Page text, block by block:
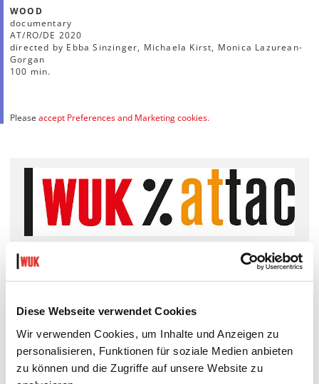
Diese Webseite verwendet Cookies
Wir verwenden Cookies, um Inhalte und Anzeigen zu
personalisieren, Funktionen für soziale Medien anbieten
zu können und die Zugriffe auf unsere Website zu
WOOD
documentary
AT/RO/DE 2020
directed by Ebba Sinzinger, Michaela Kirst, Monica Lazurean-
Gorgan
100 min.
Please accept Preferences and Marketing cookies.
Bewegung" .
doors: 18:30 Uhr